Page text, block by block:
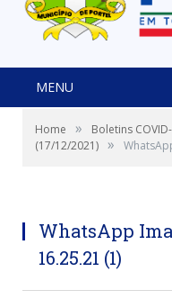
MENU
Home » Boletins
(17/12/2021) »
WhatsApp
16.25.21 (1)